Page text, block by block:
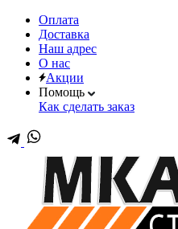
Оплата
Доставка
Наш адрес
О нас
Акции
Помощь
Как сделать заказ